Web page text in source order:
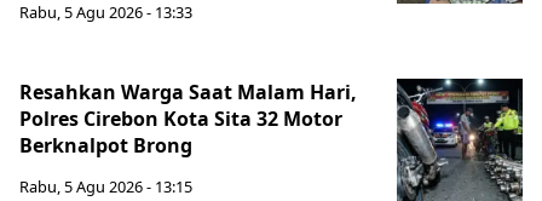
Rabu, 5 Agu 2026 - 13:33
Resahkan Warga Saat Malam Hari,
Polres Cirebon Kota Sita 32 Motor
Berknalpot Brong
Rabu, 5 Agu 2026 - 13:15